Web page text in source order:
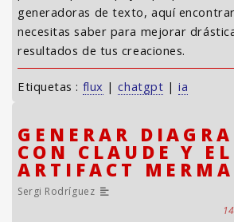
generadoras de texto, aquí
necesitas saber para mejorar
resultados de tus creaciones.
Etiquetas : flux |chatgpt | ia
GENERAR
CON CLAUDE Y EL
ARTIFACT
Sergi Rodríguez